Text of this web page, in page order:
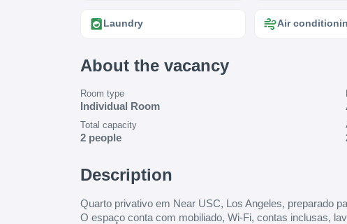
Laundry Air
About the vacancy
Room type
Individual Room
Total capacity
2 people
Description
Quarto privativo em Near USC, Los Angeles, preparado
O espaço conta com mobiliado, Wi-Fi, contas inclusas,